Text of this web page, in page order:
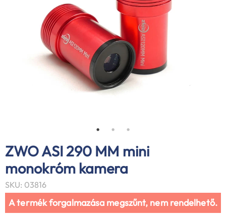
ZWO ASI 290 MM mini
monokróm kamera
SKU: 03816
A termék forgalmazása megszűnt, nem rendelhető.